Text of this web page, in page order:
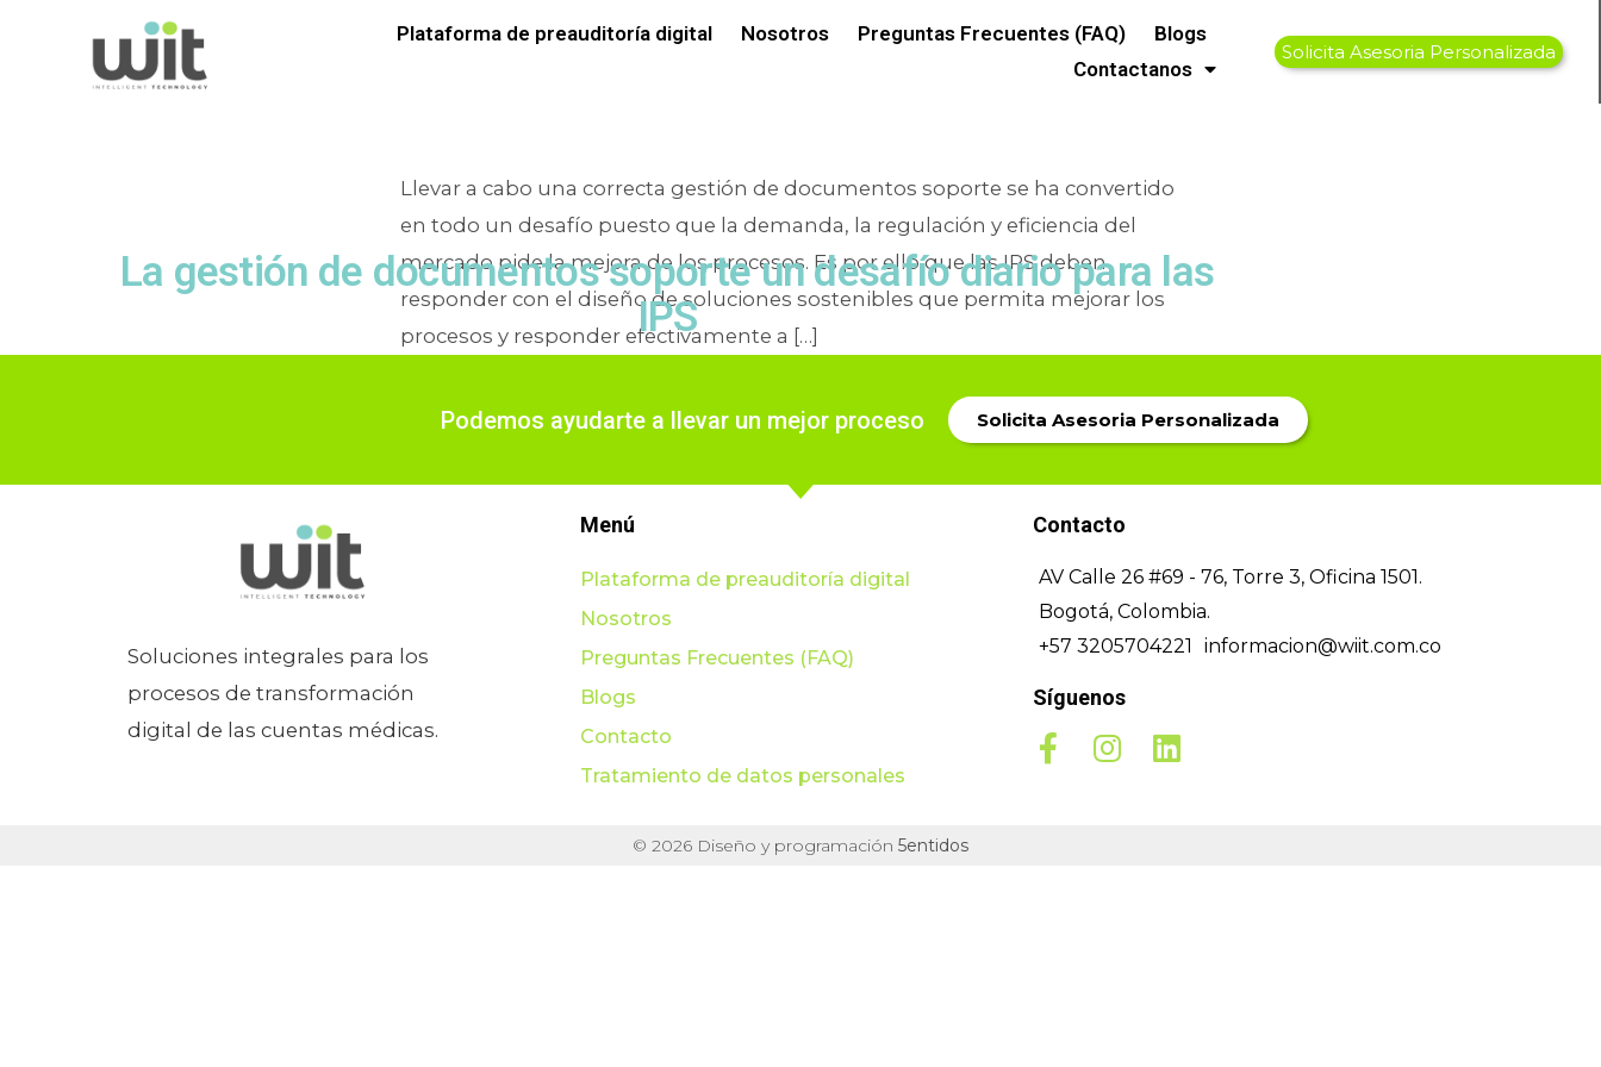
Plataforma de preauditoría digital Nosotros Preguntas Frecuentes (FAQ)
Blogs
Contactanos
Solicita Asesoria Personalizada
Etiqueta:procesos médicos
La gestión de documentos soporte un desafío diario para las
IPS
1 comentario
Llevar a cabo una correcta gestión de documentos soporte se ha convertido
en todo un desafío puesto que la demanda, la regulación y eficiencia del
mercado pide la mejora de los procesos. Es por ello que las IPS deben
responder con el diseño de soluciones sostenibles que permita mejorar los
procesos y responder efectivamente a […]
Podemos ayudarte a llevar un mejor proceso Solicita Asesoria Personalizada
Soluciones integrales para los
procesos de transformación
digital de las cuentas médicas.
Menú
Plataforma de preauditoría digital
Nosotros
Preguntas Frecuentes (FAQ)
Blogs
Contacto
Tratamiento de datos personales
Contacto
AV Calle 26 #69 - 76, Torre 3, Oficina 1501.
Bogotá, Colombia.
+57 3205704221
informacion@wiit.com.co
Síguenos
© 2026 Diseño y programación 5entidos